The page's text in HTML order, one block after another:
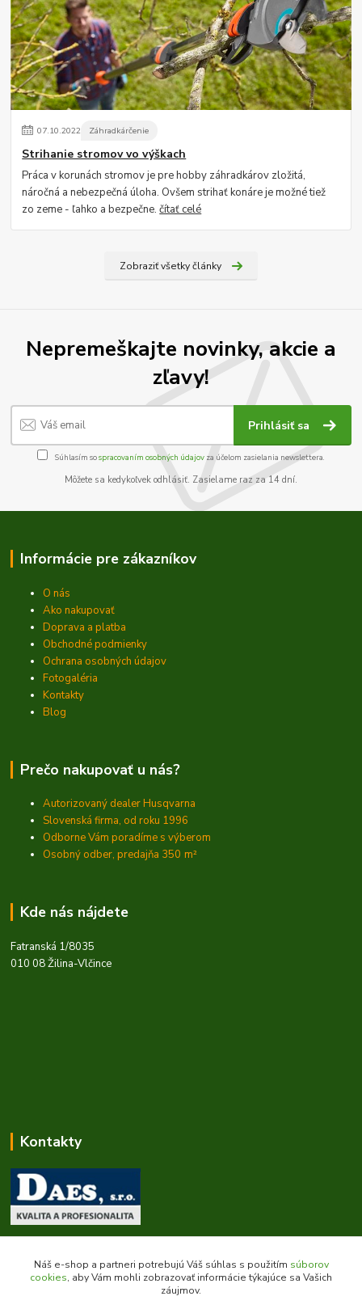
07.10.2022 Záhradkárčenie
Strihanie stromov vo výškach
Práca v korunách stromov je pre hobby záhradkárov zložitá,
náročná a nebezpečná úloha. Ovšem strihať konáre je možné tiež
zo zeme - ľahko a bezpečne.čítať celé
Zobraziť všetky články
Nepremeškajte novinky, akcie a
zľavy!
Prihlásiť sa
Súhlasím sospracovaním osobných údajov za účelom zasielania newslettera.
Môžete sa kedykoľvek odhlásiť. Zasielame raz za 14 dní.
Informácie pre zákazníkov
O nás
Ako nakupovať
Doprava a platba
Obchodné podmienky
Ochrana osobných údajov
Fotogaléria
Kontakty
Blog
Prečo nakupovať u nás?
Autorizovaný dealer Husqvarna
Slovenská firma, od roku 1996
Odborne Vám poradíme s výberom
Osobný odber, predajňa 350 m²
Kde nás nájdete
Fatranská 1/8035
010 08 Žilina-Vlčince
Kontakty
+421 903 707 668
(Po-Pia, 8-16 hod.)
Náš e-shop a partneri potrebujú Váš súhlas s použitím súborov
cookies, aby Vám mohli zobrazovať informácie týkajúce sa Vašich
záujmov.